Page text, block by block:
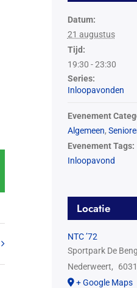
Datum:
21 augustus
Tijd:
19:30 - 23:30
Series:
Inloopavonden
Evenement
Algemeen,
Evenement Tags:
Inloopavond
Locatie
NTC ’72
Sportpark De
Nederweert,
+ Google Maps